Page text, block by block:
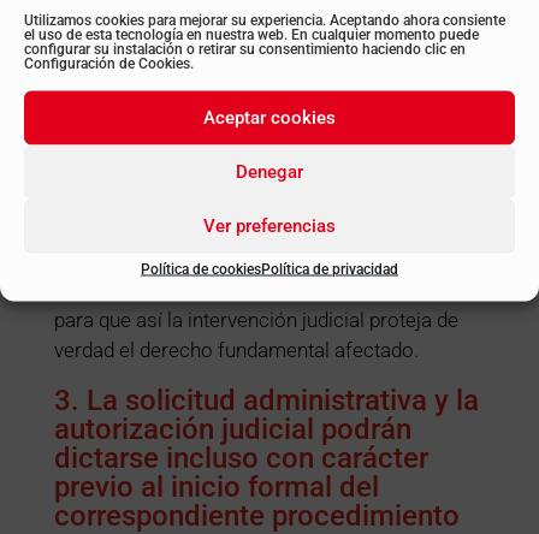
Utilizamos cookies para mejorar su experiencia. Aceptando ahora consiente
el uso de esta tecnología en nuestra web. En cualquier momento puede
configurar su instalación o retirar su consentimiento haciendo clic en
Configuración de Cookies.
Aceptar cookies
Denegar
Ver preferencias
Política de cookiesPolítica de privacidad
una decisión inevitablemente sugestionada.
Así, dado que el contribuyente no va a poder
contradecir la motivación de la Administración,
no estaría de más que se exigiera, junto con la
justificación de la necesidad de entrada en el
justifiquen los indicios del presunto ilícito y las
circunstancias que hacen necesaria y
para que así la intervención judicial proteja de
verdad el derecho fundamental afectado.
3. La solicitud administrativa y la
autorización judicial podrán
dictarse incluso con carácter
previo al inicio formal del
correspondiente procedimiento